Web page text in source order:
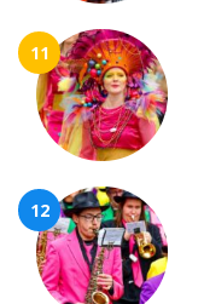
11
12